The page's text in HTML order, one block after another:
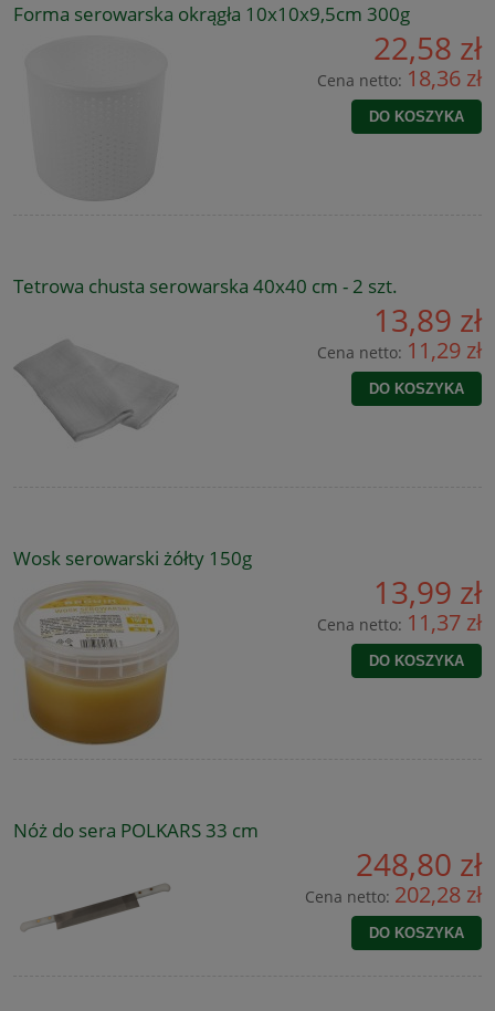
Forma serowarska okrągła 10x10x9,5cm 300g
22,58 zł
Cena netto: 18,36 zł
DO KOSZYKA
Tetrowa chusta serowarska 40x40 cm - 2 szt.
13,89 zł
Cena netto: 11,29 zł
DO KOSZYKA
Wosk serowarski żółty 150g
13,99 zł
Cena netto: 11,37 zł
DO KOSZYKA
Nóż do sera POLKARS 33 cm
248,80 zł
Cena netto: 202,28 zł
DO KOSZYKA